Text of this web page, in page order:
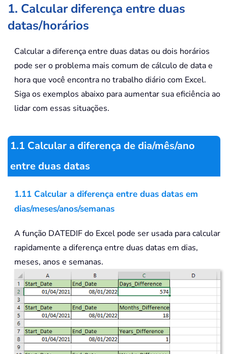
1. Calcular diferença entre duas
datas/horários
Calcular a diferença entre duas datas ou dois horários
pode ser o problema mais comum de cálculo de data e
hora que você encontra no trabalho diário com Excel.
Siga os exemplos abaixo para aumentar sua eficiência ao
lidar com essas situações.
1.1 Calcular a diferença de dia/mês/ano
entre duas datas
1.11 Calcular a diferença entre duas datas em
dias/meses/anos/semanas
A função DATEDIF do Excel pode ser usada para calcular
rapidamente a diferença entre duas datas em dias,
meses, anos e semanas.